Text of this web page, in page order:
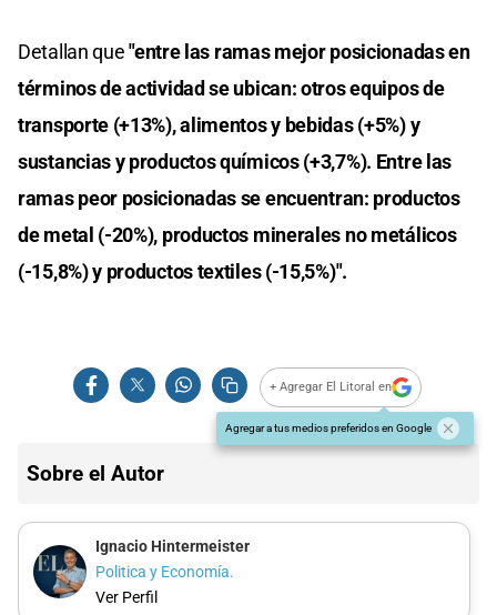
Detallan que"entre las ramas mejor posicionadas en
términos de actividad se ubican: otros equipos de
transporte (+13%), alimentos y bebidas (+5%) y
sustancias y productos químicos (+3,7%). Entre las
ramas peor posicionadas se encuentran: productos
de metal (-20%), productos minerales no metálicos
(-15,8%) y productos textiles (-15,5%)".
+ Agregar El Litoral en
Agregar a tus medios preferidos en Google
Sobre el Autor
Ignacio Hintermeister
Politica y Economía.
Ver Perfil